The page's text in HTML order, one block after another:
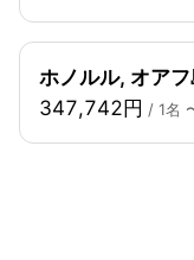
ホノルル, オア
347,742円 / 1名